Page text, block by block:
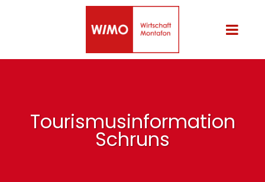
Tourismusinformation
Schruns